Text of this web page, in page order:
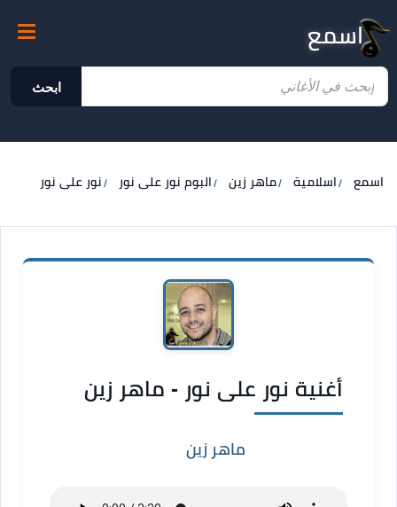
اسمع
ابحث
اسمع اسلامية ماهر زين البوم نور على نور نور على نور
أغنية نور على نور - ماهر زين
ماهر زين